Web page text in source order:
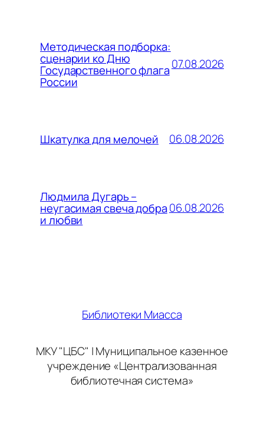
Методическая подборка:
сценарии ко Дню
Государственного флага
России
07.08.2026
Шкатулка для мелочей 06.08.2026
Людмила Дугарь –
неугасимая свеча добра
и любви
06.08.2026
Библиотеки Миасса
МКУ "ЦБС" | Муниципальное казенное
учреждение «Централизованная
библиотечная система»